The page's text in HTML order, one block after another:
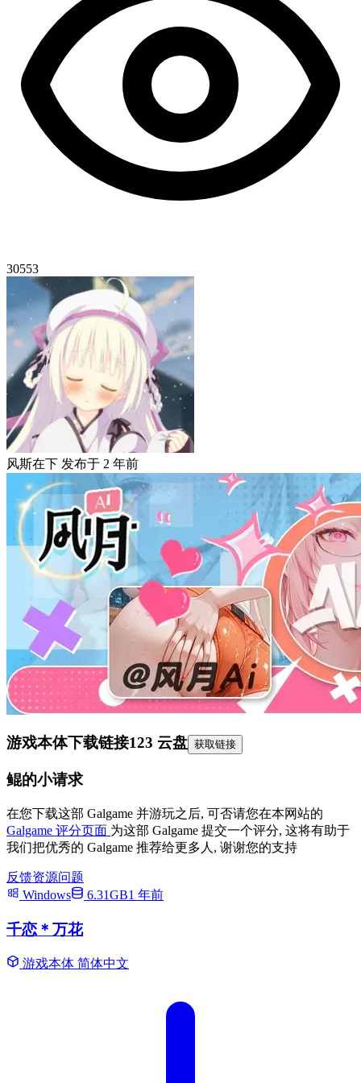
30553
风斯在下 发布于 2 年前
游戏本体下载链接123 云盘 获取链接
鲲的小请求
在您下载这部 Galgame 并游玩之后, 可否请您在本网站的
Galgame 评分页面 为这部 Galgame 提交一个评分, 这将有助于
我们把优秀的 Galgame 推荐给更多人, 谢谢您的支持
反馈资源问题
Windows
6.31GB1 年前
千恋＊万花
游戏本体 简体中文